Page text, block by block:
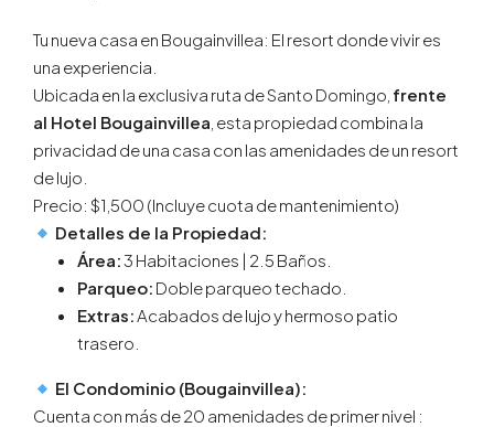
Tu nueva casa en Bougainvillea: El resort donde vivir es
una experiencia.
Ubicada en la exclusiva ruta de Santo Domingo, frente
al Hotel Bougainvillea , esta propiedad combina la
privacidad de una casa con las amenidades de un resort
de lujo.
Precio: $1,500 (Incluye cuota de mantenimiento)
Detalles de la Propiedad:
Área:3 Habitaciones | 2.5 Baños.
Parqueo: Doble parqueo techado.
Extras:Acabados de lujo y hermoso patio
trasero.
El Condominio (Bougainvillea):
Cuenta con más de 20 amenidades de primer nivel :